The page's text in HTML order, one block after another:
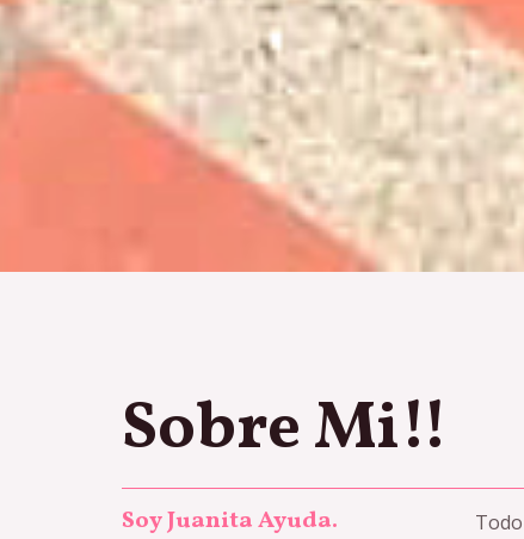
Sobre Mi!!
Soy Juanita Ayuda.